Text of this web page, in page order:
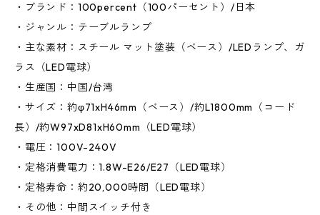
・ブランド：100percent（100パーセント）/日本
・ジャンル：テーブルランプ
・主な素材：スチール マット塗装（ベース）/LEDランプ、ガ
ラス（LED電球）
・生産国：中国/台湾
・サイズ：約φ71xH46mm（ベース）/約L1800mm（コード
長）/約W97xD81xH60mm（LED電球）
・電圧：100V-240V
・定格消費電力：1.8W-E26/E27（LED電球）
・定格寿命：約20,000時間（LED電球）
・その他：中間スイッチ付き